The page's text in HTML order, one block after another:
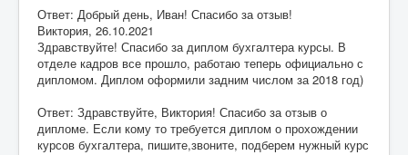
Ответ: Добрый день, Иван! Спасибо за отзыв!
Виктория, 26.10.2021
Здравствуйте! Спасибо за диплом бухгалтера курсы. В
отделе кадров все прошло, работаю теперь официально с
дипломом. Диплом оформили задним числом за 2018 год)
Ответ: Здравствуйте, Виктория! Спасибо за отзыв о
дипломе. Если кому то требуется диплом о прохождении
курсов бухгалтера, пишите,звоните, подберем нужный курс